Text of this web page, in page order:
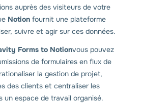
auprès des visiteurs de votre
Notion fournit une plateforme
suivre et agir sur ces données.
Forms to Notionvous pouvez
de formulaires en flux de
la gestion de projet,
des clients et centraliser les
un espace de travail organisé.